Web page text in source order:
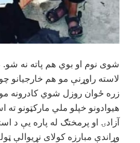
شوى نوم او بوي هم پاته نه
لاسته راوړنې مو هم خارجیانو
زره ځوان روزل شوي کادرونه مو
هيوادونو خپلو ملي مارکټونو
آزادۍ او پرمختګ له پاره يې د
وړاندې مبارزه کولاى نړيوالې